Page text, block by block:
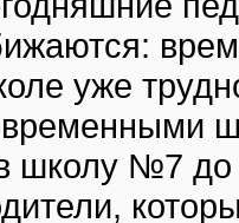
уже
школу №7 до